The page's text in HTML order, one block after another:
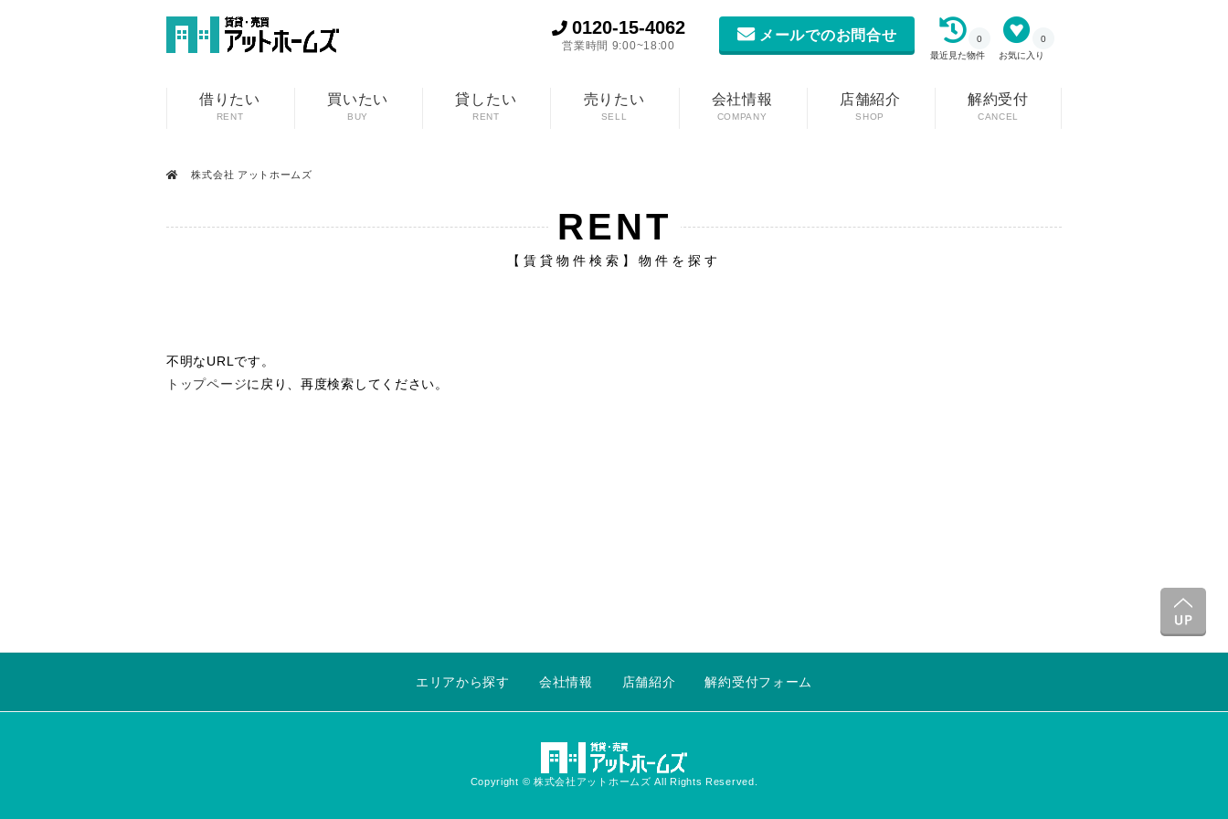
お気に入り
0
最近見た物件
0
メールでのお問合せ
0120-15-4062
営業時間 9:00~18:00
借りたい
RENT
買いたい
BUY
貸したい
RENT
売りたい
SELL
会社情報
COMPANY
店舗紹介
SHOP
解約受付
CANCEL
株式会社 アットホームズ
RENT
【賃貸物件検索】物件を探す
不明なURLです。
トップページに戻り、再度検索してください。
エリアから探す 会社情報 店舗紹介 解約受付フォーム
Copyright © 株式会社アットホームズ All Rights Reserved.